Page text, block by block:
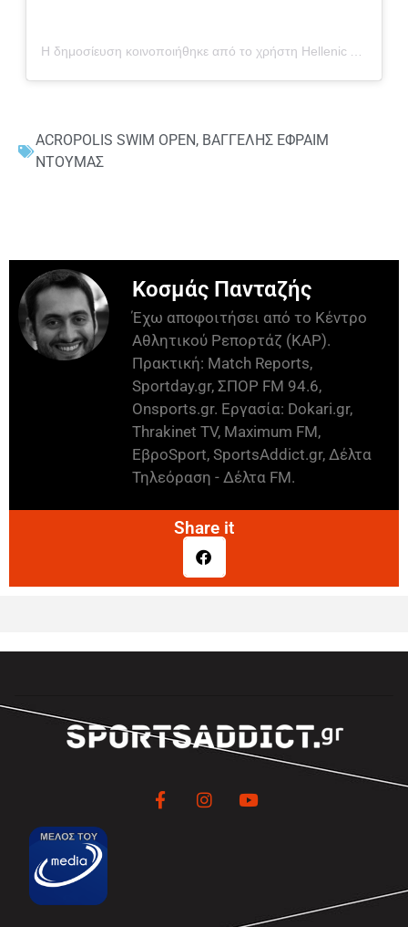
ACROPOLIS SWIM OPEN, ΒΑΓΓΕΛΗΣ ΕΦΡΑΙΜ
ΝΤΟΥΜΑΣ
Κοσμάς Πανταζής
Έχω αποφοιτήσει από το Κέντρο
Αθλητικού Ρεπορτάζ (ΚΑΡ).
Πρακτική: Match Reports,
Sportday.gr, ΣΠΟΡ FM 94.6,
Onsports.gr. Εργασία: Dokari.gr,
Thrakinet TV, Maximum FM,
ΕβροSport, SportsAddict.gr, Δέλτα
Τηλεόραση - Δέλτα FM.
Share it